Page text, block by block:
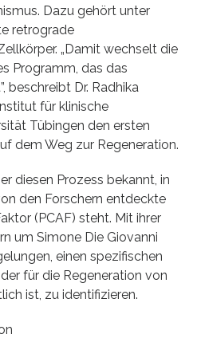
Dazu gehört unter
retrograde
„Damit wechselt die
Programm, das das
beschreibt Dr. Radhika
für klinische
Tübingen den ersten
dem Weg zur Regeneration.
diesen Prozess bekannt, in
den Forschern entdeckte
(PCAF) steht. Mit ihrer
um Simone Die Giovanni
einen spezifischen
für die Regeneration von
ist, zu identifizieren.